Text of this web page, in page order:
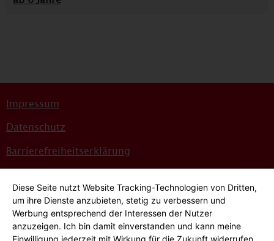
Impressum
Datenschutz
Barrierefreiheitserklärung
Bildnachweise
Hinweisgeber*innensystem
Diese Seite nutzt Website Tracking-Technologien von Dritten,
um ihre Dienste anzubieten, stetig zu verbessern und
Werbung entsprechend der Interessen der Nutzer
anzuzeigen. Ich bin damit einverstanden und kann meine
Einwilligung jederzeit mit Wirkung für die Zukunft widerrufen